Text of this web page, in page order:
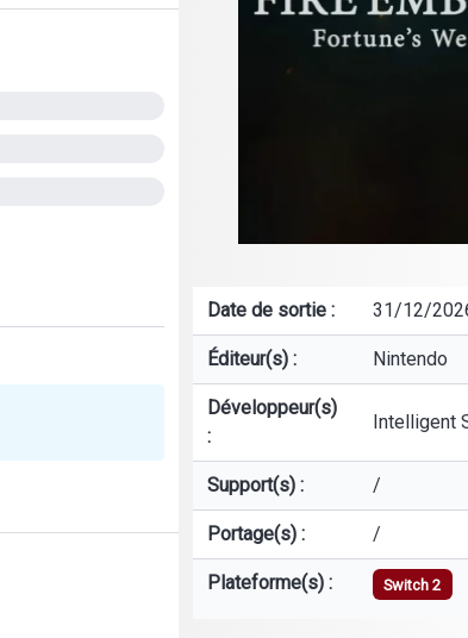
Date de sortie : 31/12/
Éditeur(s) : Nintendo
Développeur(s)
:
Intelligent
Support(s) : /
Portage(s) : /
Plateforme(s) : Switch 2